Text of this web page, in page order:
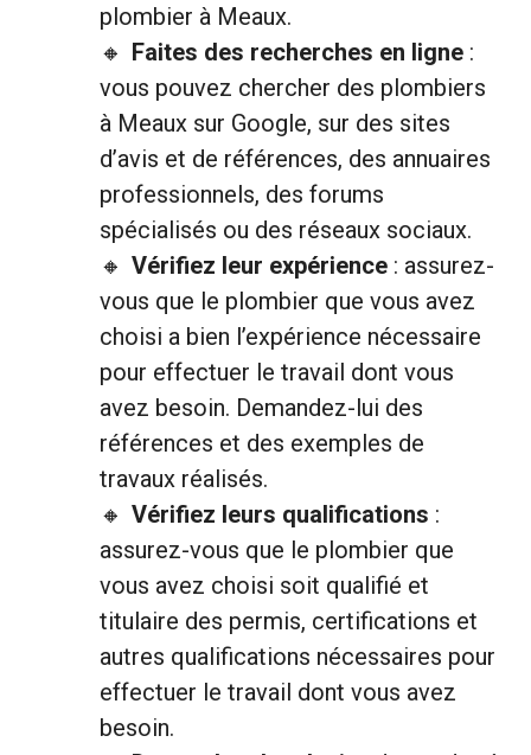
plombier à Meaux.
Faites des recherches en ligne :
vous pouvez chercher des plombiers
à Meaux sur Google, sur des sites
d’avis et de références, des annuaires
professionnels, des forums
spécialisés ou des réseaux sociaux.
Vérifiez leur expérience : assurez-
vous que le plombier que vous avez
choisi a bien l’expérience nécessaire
pour effectuer le travail dont vous
avez besoin. Demandez-lui des
références et des exemples de
travaux réalisés.
Vérifiez leurs qualifications :
assurez-vous que le plombier que
vous avez choisi soit qualifié et
titulaire des permis, certifications et
autres qualifications nécessaires pour
effectuer le travail dont vous avez
besoin.